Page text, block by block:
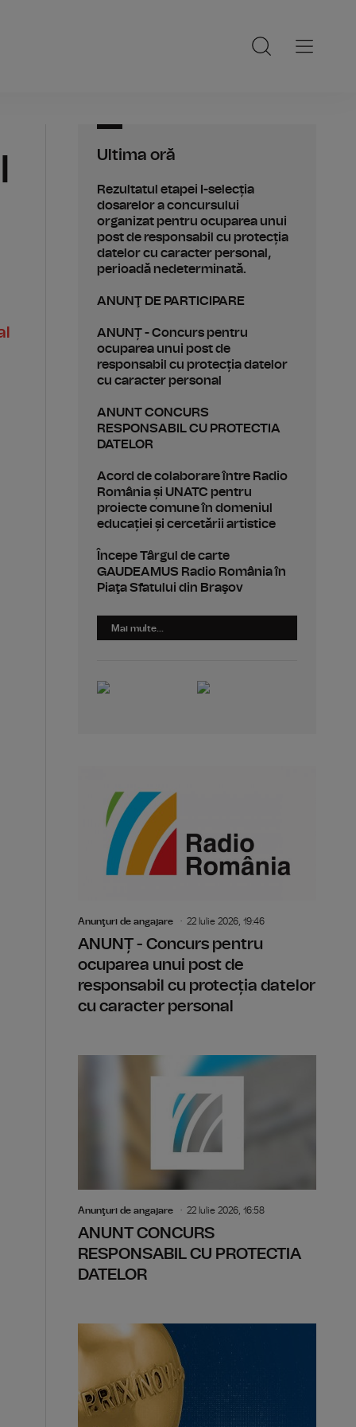
Ultima oră
Rezultatul etapei I-selecția
dosarelor a concursului
organizat pentru ocuparea unui
post de responsabil cu protecția
datelor cu caracter personal,
perioadă nedeterminată.
ANUNŢ DE PARTICIPARE
ANUNȚ - Concurs pentru
ocuparea unui post de
responsabil cu protecția datelor
cu caracter personal
ANUNT CONCURS
RESPONSABIL CU PROTECTIA
DATELOR
Acord de colaborare între Radio
România și UNATC pentru
proiecte comune în domeniul
educației și cercetării artistice
Începe Târgul de carte
GAUDEAMUS Radio România în
Piaţa Sfatului din Braşov
Mai multe...
Anunţuri de angajare 22 Iulie 2026, 19:46
ANUNȚ - Concurs pentru
ocuparea unui post de
responsabil cu protecția datelor
cu caracter personal
Anunţuri de angajare 22 Iulie 2026, 16:58
ANUNT CONCURS
RESPONSABIL CU PROTECTIA
DATELOR